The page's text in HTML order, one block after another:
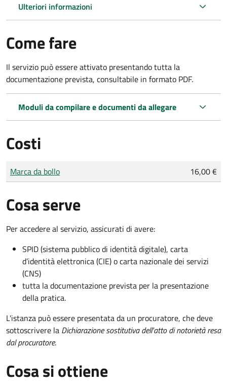
Ulteriori informazioni
Come fare
Il servizio può essere attivato presentando tutta la
documentazione prevista, consultabile in formato PDF.
Moduli da compilare e documenti da allegare
Costi
Tipo di pagamento
Importo
Marca da bollo 16,00 €
Cosa serve
Per accedere al servizio, assicurati di avere:
SPID (sistema pubblico di identità digitale), carta
d’identità elettronica (CIE) o carta nazionale dei servizi
(CNS)
tutta la documentazione prevista per la presentazione
della pratica.
L'istanza può essere presentata da un procuratore, che deve
sottoscrivere la Dichiarazione sostitutiva dell'atto di notorietà resa
dal procuratore.
Cosa si ottiene